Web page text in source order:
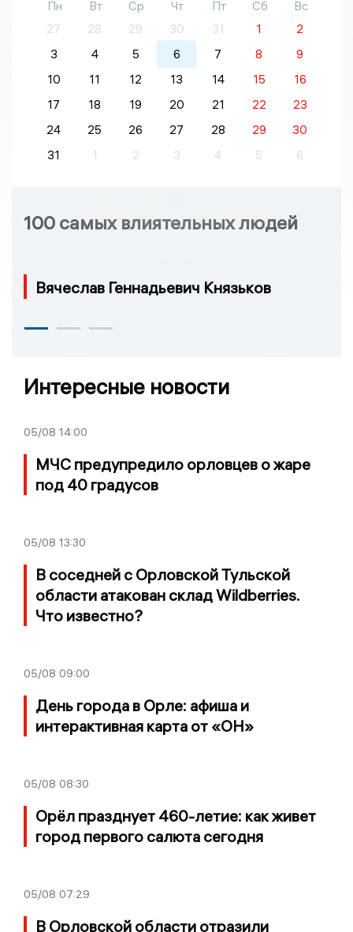
Пн Вт Ср Чт Пт Сб
Вс
27
28 29 30 31 1
2
3
4 5 6 7 8
9
10
11 12 13 14 15
16
17
18 19 20 21 22
23
24
25 26 27 28 29
30
31
1 2 3 4 5 6
100 самых влиятельных людей
Вячеслав Геннадьевич Князьков
Интересные новости
05/08 14:00
МЧС предупредило орловцев о жаре
под 40 градусов
05/08 13:30
В соседней с Орловской Тульской
области атакован склад Wildberries.
Что известно?
05/08 09:00
День города в Орле: афиша и
интерактивная карта от «ОН»
05/08 08:30
Орёл празднует 460-летие: как живет
город первого салюта сегодня
05/08 07:29
В Орловской области отразили